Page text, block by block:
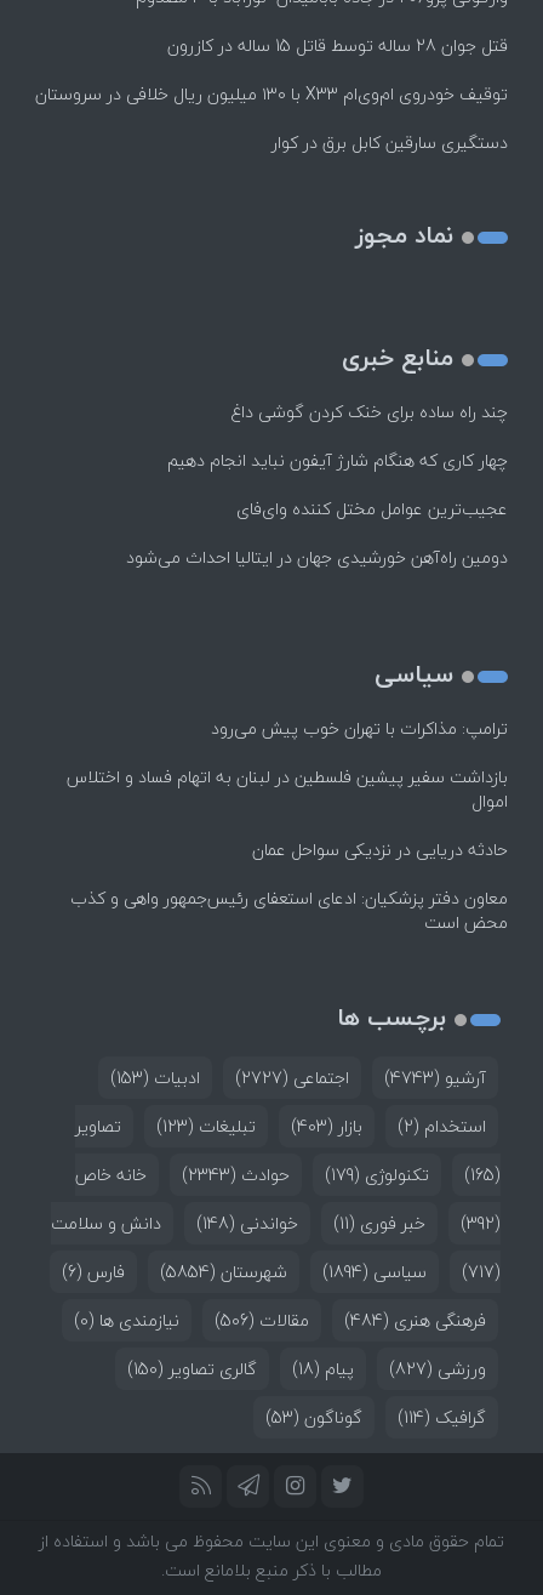
قتل جوان 28 ساله توسط قاتل 15 ساله در کازرون
توقیف خودروی ام‌وی‌ام X33 با ۱۳۰ میلیون ریال خلافی در سروستان
دستگیری سارقین کابل برق در کوار
نماد مجوز
منابع خبری
چند راه‌ ساده برای خنک کردن گوشی داغ
چهار کاری که هنگام شارژ آیفون نباید انجام دهیم
عجیب‌ترین عوامل مختل کننده وای‌فای
دومین راه‌آهن خورشیدی جهان در ایتالیا احداث می‌شود
سیاسی
ترامپ: مذاکرات با تهران خوب پیش می‌رود
بازداشت سفیر پیشین فلسطین در لبنان به اتهام فساد و اختلاس
اموال
حادثه دریایی در نزدیکی سواحل عمان
معاون دفتر پزشکیان: ادعای استعفای رئیس‌جمهور واهی و کذب
محض است
برچسب ها
آرشیو (4743) اجتماعی (2727) ادبیات (153)
استخدام (2) بازار (403) تبلیغات (123)
تصاویر
(165)
تکنولوژی (179) حوادث (2343)
خانه خاص
(392)
خبر فوری (11) خواندنی (148)
دانش و سلامت
(717)
سیاسی (1894) شهرستان (5854) فارس (6)
فرهنگی هنری (484) مقالات (506) نیازمندی ها (0)
ورزشی (827) پیام (18) گالری تصاویر (150)
گرافیک (114) گوناگون (53)
تمام حقوق مادی و معنوی این سایت محفوظ می باشد و استفاده از
مطالب با ذکر منبع بلامانع است.